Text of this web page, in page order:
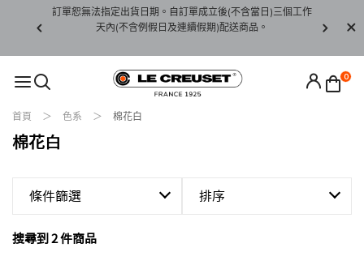
下水)，若
訂單恕無法指定出貨日期。自訂單成立後(不含當日)三個工作
天內(不含例假日及連續假期)配送商品。
請至
0
首頁 色系 棉花白
棉花白
條件篩選 排序
搜尋到 2 件商品